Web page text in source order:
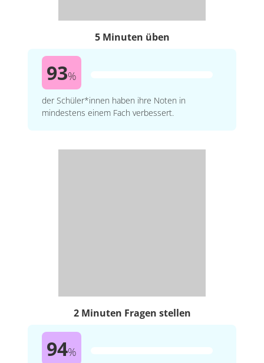
5 Minuten üben
93%
der Schüler*innen haben ihre Noten in
mindestens einem Fach verbessert.
2 Minuten Fragen stellen
94%